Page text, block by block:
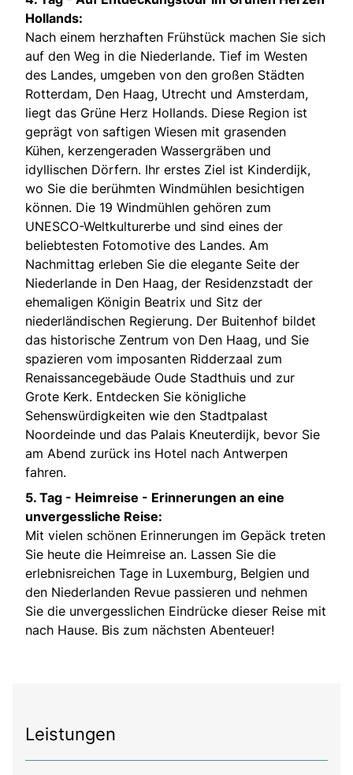
Hollands:
Nach einem herzhaften Frühstück machen Sie sich
auf den Weg in die Niederlande. Tief im Westen
des Landes, umgeben von den großen Städten
Rotterdam, Den Haag, Utrecht und Amsterdam,
liegt das Grüne Herz Hollands. Diese Region ist
geprägt von saftigen Wiesen mit grasenden
Kühen, kerzengeraden Wassergräben und
idyllischen Dörfern. Ihr erstes Ziel ist Kinderdijk,
wo Sie die berühmten Windmühlen besichtigen
können. Die 19 Windmühlen gehören zum
UNESCO-Weltkulturerbe und sind eines der
beliebtesten Fotomotive des Landes. Am
Nachmittag erleben Sie die elegante Seite der
Niederlande in Den Haag, der Residenzstadt der
ehemaligen Königin Beatrix und Sitz der
niederländischen Regierung. Der Buitenhof bildet
das historische Zentrum von Den Haag, und Sie
spazieren vom imposanten Ridderzaal zum
Renaissancegebäude Oude Stadthuis und zur
Grote Kerk. Entdecken Sie königliche
Sehenswürdigkeiten wie den Stadtpalast
Noordeinde und das Palais Kneuterdijk, bevor Sie
am Abend zurück ins Hotel nach Antwerpen
fahren.
5. Tag - Heimreise - Erinnerungen an eine
unvergessliche Reise:
Mit vielen schönen Erinnerungen im Gepäck treten
Sie heute die Heimreise an. Lassen Sie die
erlebnisreichen Tage in Luxemburg, Belgien und
den Niederlanden Revue passieren und nehmen
Sie die unvergesslichen Eindrücke dieser Reise mit
nach Hause. Bis zum nächsten Abenteuer!
Leistungen